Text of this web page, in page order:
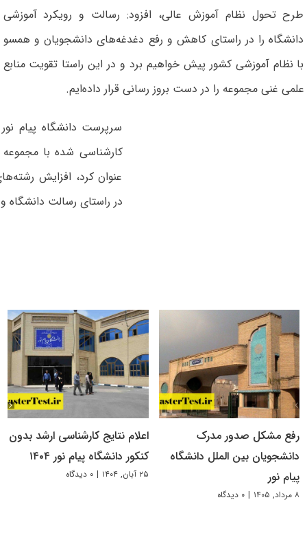
طرح تحول نظام آموزش عالی، افزود: رسالت و رویکرد آموزشی
دانشگاه را در راستای کاهش و رفع دغدغه‌های دانشجویان و همسو
با نظام آموزشی کشور پیش خواهیم برد و در این راستا تقویت منابع
علمی غنی مجموعه را در دست بروز رسانی قرار داده‌ایم.
سرپرست دانشگاه پیام
کارشناسی شده با
عنوان کرد، افزایش
در راستای رسالت دانشگاه
رفع مشکل صدور مدرک
دانشجویان بین الملل دانشگاه
پیام نور
۸ مرداد, ۱۴۰۵ | ۰ دیدگاه
اعلام نتایج کارشناسی ارشد بدون
کنکور دانشگاه پیام نور ۱۴۰۴
۲۵ آبان, ۱۴۰۴ | ۰ دیدگاه